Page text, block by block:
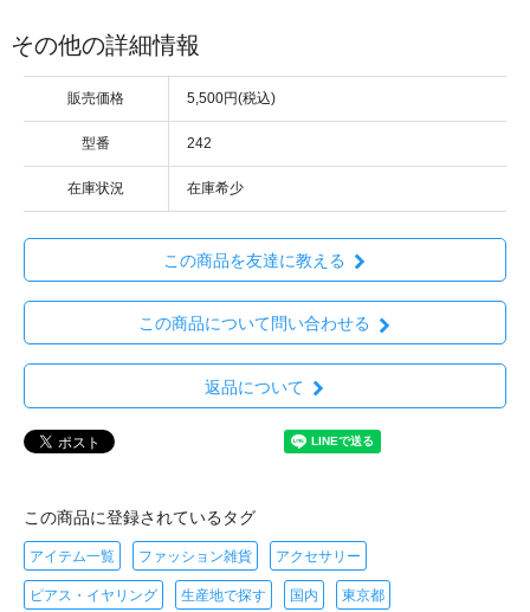
その他の詳細情報
販売価格 5,500円(税込)
型番 242
在庫状況 在庫希少
この商品を友達に教える
この商品について問い合わせる
返品について
この商品に登録されているタグ
アイテム一覧 ファッション雑貨 アクセサリー
ピアス・イヤリング 生産地で探す 国内 東京都